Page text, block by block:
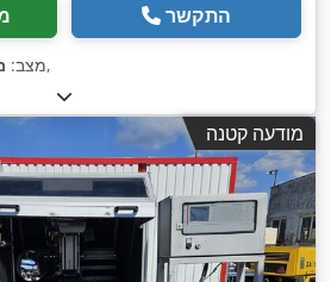
התקשר
מצב:,
מודעה קטנה